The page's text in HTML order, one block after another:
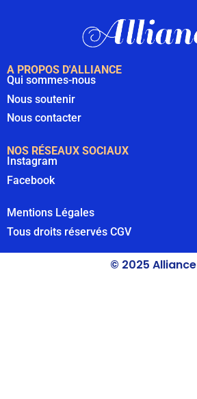
A PROPOS D'ALLIANCE
Qui sommes-nous
Nous soutenir
Nous contacter
NOS RÉSEAUX SOCIAUX
Instagram
Facebook
Mentions Légales
Tous droits réservés CGV
© 2025 Alliance